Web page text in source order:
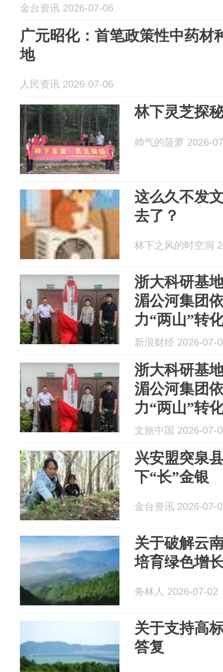
金台资讯 2026-07-06
广元昭化：首笔政策性中药材
地
人民资讯 2026-07-06
林下灵芝探
帅气的菠萝 2026-
这么久不发
去了？
林下之风的时空洞
浙大科研基
湄公河集团
力“两山”转
新浪财经 2026-07-
浙大科研基
湄公河集团
力“两山”转
文旅中国 2026-07-
兴安盟突泉
下“长”金银
金台资讯 2026-07-
关于破解云
培育绿色增
务林人 2026-07-02
关于支持高
答复